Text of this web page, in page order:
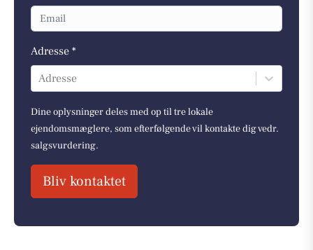
Adresse *
Adresse
Dine oplysninger deles med op til tre lokale
ejendomsmæglere, som efterfølgende vil kontakte dig vedr.
salgsvurdering.
Bliv kontaktet